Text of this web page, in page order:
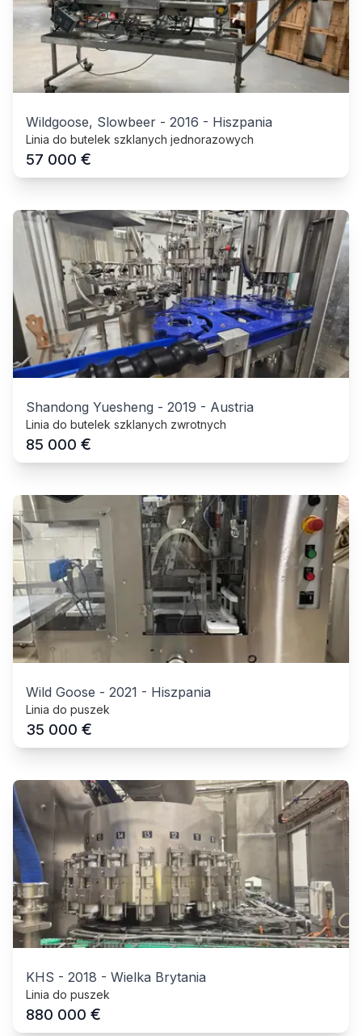
Wildgoose, Slowbeer - 2016 - Hiszpania
Linia do butelek szklanych jednorazowych
57 000 €
Shandong Yuesheng - 2019 - Austria
Linia do butelek szklanych zwrotnych
85 000 €
Wild Goose - 2021 - Hiszpania
Linia do puszek
35 000 €
KHS - 2018 - Wielka Brytania
Linia do puszek
880 000 €